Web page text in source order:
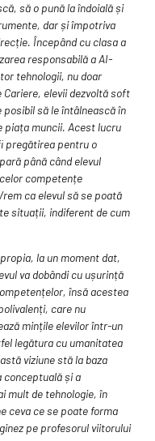
să o pună la îndoială și
dar și împotriva
Începând cu clasa a
responsabilă a AI-
tehnologii, nu doar
elevii dezvoltă soft
să le întâlnească în
piața muncii. Acest lucru
pregătirea pentru o
până când elevul
competențe
ca elevul să se poată
situații, indiferent de cum
la un moment dat,
va dobândi cu ușurință
însă acestea
care nu
mințile elevilor într-un
legătura cu umanitatea
viziune stă la baza
conceptuală și a
mult de tehnologie, în
ceva ce se poate forma
pe profesorul viitorului